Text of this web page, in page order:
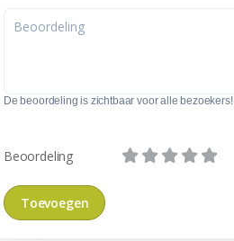
De beoordeling is zichtbaar voor alle bezoekers!
Beoordeling